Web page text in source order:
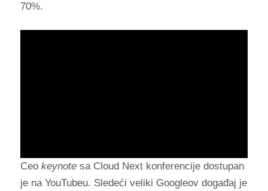
70%.
Ceo keynotesa Cloud Next konferencije dostupan
je na YouTubeu. Sledeći veliki Googleov događaj je